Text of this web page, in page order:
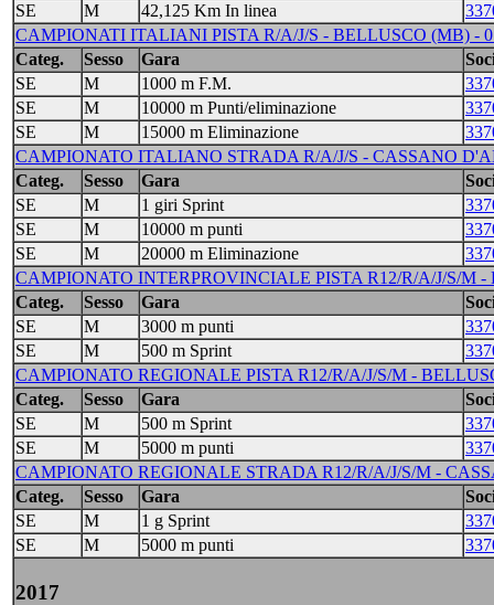
SE
M 42,125 Km In linea
CAMPIONATI ITALIANI PISTA R/A/J/S - BELLUSCO (MB) -
Categ.
Sesso Gara
SE
M 1000 m F.M.
SE
M 10000 m Punti/eliminazione
SE
M 15000 m Eliminazione
CAMPIONATO ITALIANO STRADA R/A/J/S - CASSANO
Categ.
Sesso Gara
SE
M 1 giri Sprint
SE
M 10000 m punti
SE
M 20000 m Eliminazione
CAMPIONATO INTERPROVINCIALE PISTA R12/R/A/J/S/M
Categ.
Sesso Gara
SE
M 3000 m punti
SE
M 500 m Sprint
CAMPIONATO REGIONALE PISTA R12/R/A/J/S/M -
Categ.
Sesso Gara
SE
M 500 m Sprint
SE
M 5000 m punti
CAMPIONATO REGIONALE STRADA R12/R/A/J/S/M -
Categ.
Sesso Gara
SE
M 1 g Sprint
SE
M 5000 m punti
2017